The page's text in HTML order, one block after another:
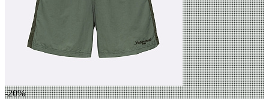
-20%